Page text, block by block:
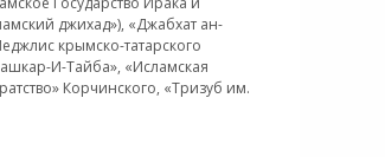
джихад»), «Джабхат ан-
крымско-татарского
И-Тайба», «Исламская
Корчинского, «Тризуб им.